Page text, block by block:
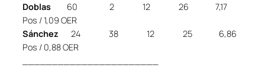
Doblas 60 2 12 26 7,17
Pos / 1,09 OER
Sánchez 24 38 12 25 6,86
Pos / 0,88 OER